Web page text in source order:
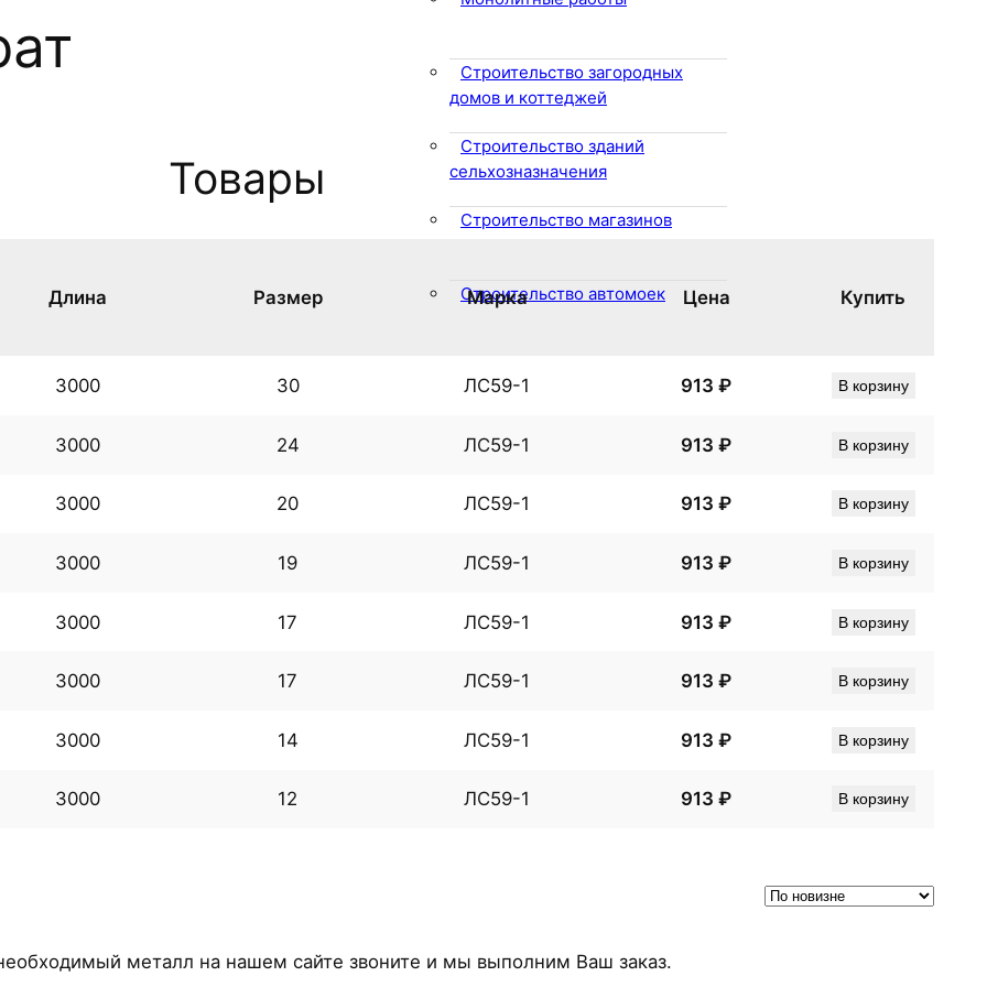
Строительство загородных
домов и коттеджей
Строительство зданий
сельхозназначения
Строительство магазинов
Строительство автомоек
Товары
Длина Размер Марка Цена Купить
3000 30 ЛС59-1 913₽ В корзину
3000 24 ЛС59-1 913₽ В корзину
3000 20 ЛС59-1 913₽ В корзину
3000 19 ЛС59-1 913₽ В корзину
3000 17 ЛС59-1 913₽ В корзину
3000 17 ЛС59-1 913₽ В корзину
3000 14 ЛС59-1 913₽ В корзину
3000 12 ЛС59-1 913₽ В корзину
металл на нашем сайте звоните и мы выполним Ваш заказ.